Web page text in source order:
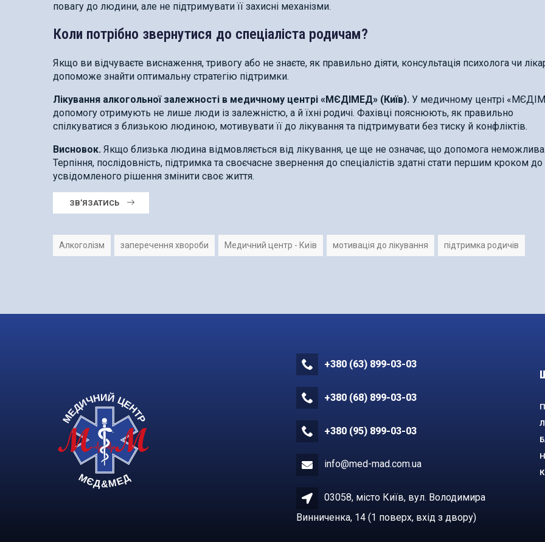
повагу до людини, але не підтримувати її захисні механізми.
Коли потрібно звернутися до спеціаліста родичам?
Якщо ви відчуваєте виснаження, тривогу або не знаєте, як правильно діяти, консультація психолога чи
допоможе знайти оптимальну стратегію підтримки.
Лікування алкогольної залежності в медичному центрі «МЄДІМЕД» (Київ). У медичному центрі
допомогу отримують не лише люди із залежністю, а й їхні родичі. Фахівці пояснюють, як правильно
спілкуватися з близькою людиною, мотивувати її до лікування та підтримувати без тиску й конфліктів.
Висновок. Якщо близька людина відмовляється від лікування, це ще не означає, що допомога
Терпіння, послідовність, підтримка та своєчасне звернення до спеціалістів здатні стати першим кроком до
усвідомленого рішення змінити своє життя.
ЗВ’ЯЗАТИСЬ
Алкоголізм заперечення хвороби Медичний центр - Київ мотивація до лікування підтримка родичів
+380 (63) 899-03-03
+380 (68) 899-03-03
+380 (95) 899-03-03
info@med-mad.com.ua
03058, місто Київ, вул. Володимира
Винниченка, 14 (1 поверх, вхiд з двору)